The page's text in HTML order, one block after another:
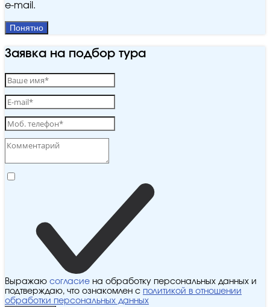
e‑mail.
Понятно
Заявка на подбор тура
Выражаю согласие на обработку персональных данных и
подтверждаю, что ознакомлен с политикой в отношении
обработки персональных данных